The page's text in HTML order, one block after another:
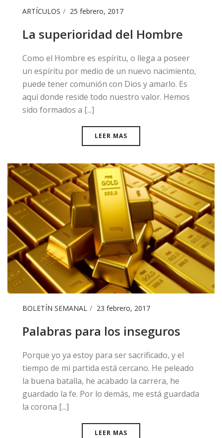
ARTÍCULOS 25 febrero, 2017
La superioridad del Hombre
​Como el Hombre es espíritu, o llega a poseer
un espíritu por medio de un nuevo nacimiento,
puede tener comunión con Dios y amarlo. Es
aquí donde reside todo nuestro valor. Hemos
sido formados a [...]
LEER MAS
BOLETÍN SEMANAL 23 febrero, 2017
Palabras para los inseguros
​Porque yo ya estoy para ser sacrificado, y el
tiempo de mi partida está cercano. He peleado
la buena batalla, he acabado la carrera, he
guardado la fe. Por lo demás, me está guardada
la corona [...]
LEER MAS